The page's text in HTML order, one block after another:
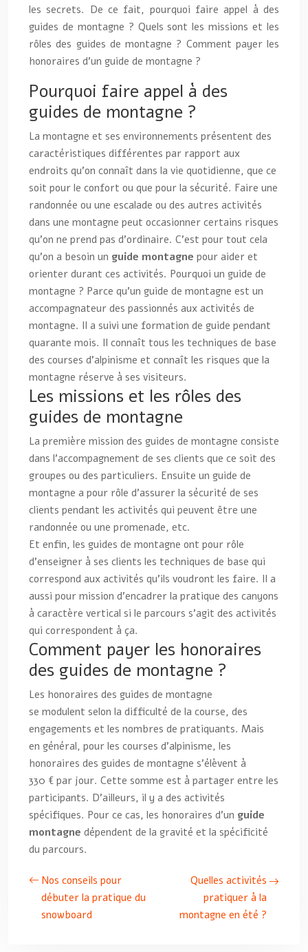
les secrets. De ce fait, pourquoi faire appel à des
guides de montagne ? Quels sont les missions et les
rôles des guides de montagne ? Comment payer les
honoraires d’un guide de montagne ?
Pourquoi faire appel à des
guides de montagne ?
La montagne et ses environnements présentent des
caractéristiques différentes par rapport aux
endroits qu’on connaît dans la vie quotidienne, que ce
soit pour le confort ou que pour la sécurité. Faire une
randonnée ou une escalade ou des autres activités
dans une montagne peut occasionner certains risques
qu’on ne prend pas d’ordinaire. C’est pour tout cela
qu’on a besoin un guide montagne pour aider et
orienter durant ces activités. Pourquoi un guide de
montagne ? Parce qu’un guide de montagne est un
accompagnateur des passionnés aux activités de
montagne. Il a suivi une formation de guide pendant
quarante mois. Il connaît tous les techniques de base
des courses d’alpinisme et connaît les risques que la
montagne réserve à ses visiteurs.
Les missions et les rôles des
guides de montagne
La première mission des guides de montagne consiste
dans l’accompagnement de ses clients que ce soit des
groupes ou des particuliers. Ensuite un guide de
montagne a pour rôle d’assurer la sécurité de ses
clients pendant les activités qui peuvent être une
randonnée ou une promenade, etc.
Et enfin, les guides de montagne ont pour rôle
d’enseigner à ses clients les techniques de base qui
correspond aux activités qu’ils voudront les faire. Il a
aussi pour mission d’encadrer la pratique des canyons
à caractère vertical si le parcours s’agit des activités
qui correspondent à ça.
Comment payer les honoraires
des guides de montagne ?
Les honoraires des guides de montagne
se modulent selon la difficulté de la course, des
engagements et les nombres de pratiquants. Mais
en général, pour les courses d’alpinisme, les
honoraires des guides de montagne s’élèvent à
330 € par jour. Cette somme est à partager entre les
participants. D’ailleurs, il y a des activités
spécifiques. Pour ce cas, les honoraires d’un guide
montagne dépendent de la gravité et la spécificité
du parcours.
Nos conseils pour
débuter la pratique du
snowboard
Quelles activités
pratiquer à la
montagne en été ?